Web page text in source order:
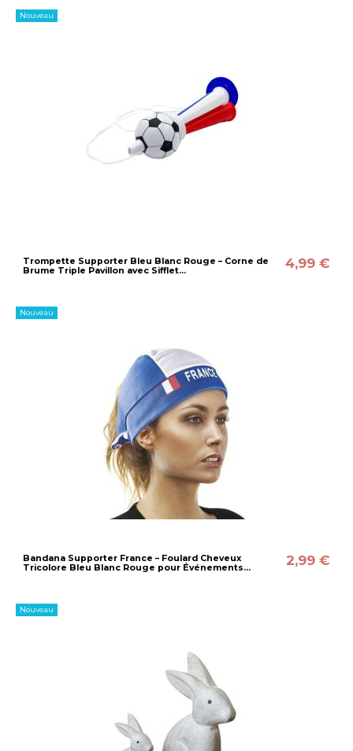
Nouveau
Trompette Supporter Bleu Blanc Rouge – Corne de
Brume Triple Pavillon avec Sifflet...
4,99 €
Nouveau
Bandana Supporter France – Foulard Cheveux
Tricolore Bleu Blanc Rouge pour Événements...
2,99 €
Nouveau